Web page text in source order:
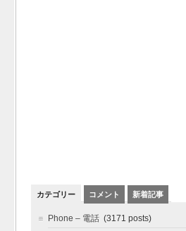
カテゴリー コメント 新着記事
Phone – 電話 (3171 posts)